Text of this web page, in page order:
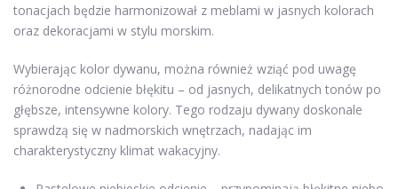
tonacjach będzie harmonizował z meblami w jasnych kolorach
oraz dekoracjami w stylu morskim.
Wybierając kolor dywanu, można również wziąć pod uwagę
różnorodne odcienie błękitu – od jasnych, delikatnych tonów po
głębsze, intensywne kolory. Tego rodzaju dywany doskonale
sprawdzą się w nadmorskich wnętrzach, nadając im
charakterystyczny klimat wakacyjny.